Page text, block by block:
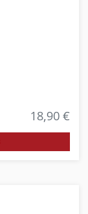
18,90 €